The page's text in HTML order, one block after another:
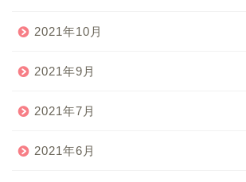
2021年10月
2021年9月
2021年7月
2021年6月